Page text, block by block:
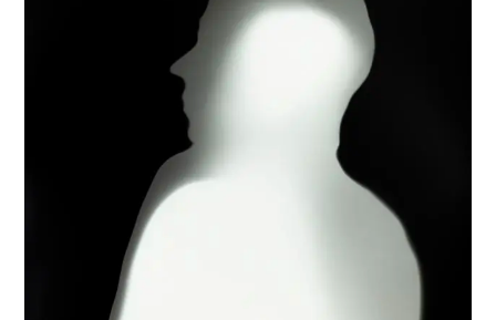
BIOGRAPHIE
CATALOGUE DES OEUVRES
01_SCULPTURE
02_PHOTOGRAPHIQUE
03_COLLAGES